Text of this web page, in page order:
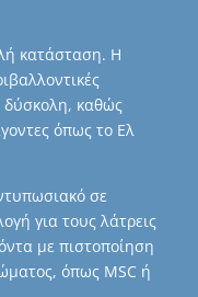
κατάσταση. Η
δύσκολη, καθώς
όπως το Ελ
σε
για τους λάτρεις
με πιστοποίηση
όπως MSC ή